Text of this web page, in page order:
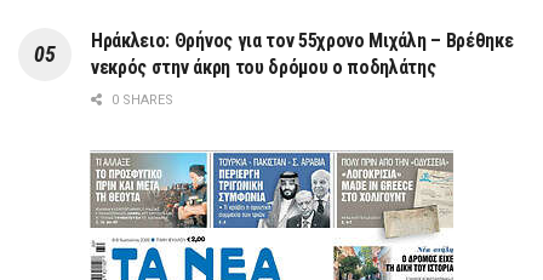
Ηράκλειο: Θρήνος για τον 55χρονο Μιχάλη – Βρέθηκε
νεκρός στην άκρη του δρόμου ο ποδηλάτης
0 SHARES